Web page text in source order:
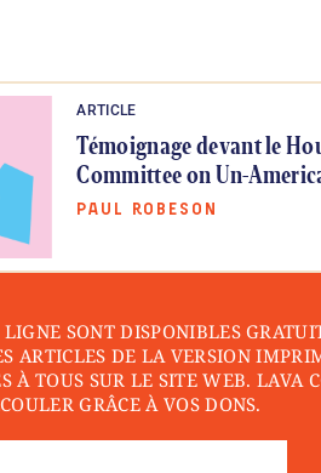
ARTICLE
Témoignage devant le
Committee on Un-
PAUL ROBESON
SONT DISPONIBLES
ARTICLES DE LA VERSION
À TOUS SUR LE SITE WEB. LAVA
GRÂCE À VOS DONS.